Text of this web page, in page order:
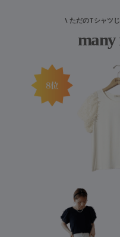
\ ただのTシャツ